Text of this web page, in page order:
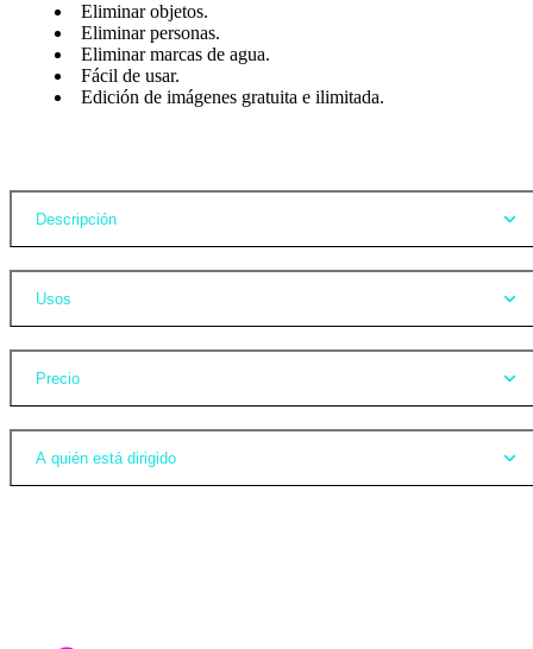
Eliminar objetos.
Eliminar personas.
Eliminar marcas de agua.
Fácil de usar.
Edición de imágenes gratuita e ilimitada.
Descripción
Usos
Precio
A quién está dirigido